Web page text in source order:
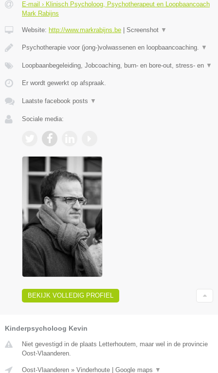
E-mail › Klinisch Psycholoog, Psychotherapeut en Loopbaancoach
Mark Rabijns
Website: http://www.markrabijns.be Screenshot ▼
Psychotherapie voor (jong-)volwassenen en loopbaancoaching. ▼
Loopbaanbegeleiding, Jobcoaching, burn- en bore-out, stress- en ▼
Er wordt gewerkt op afspraak.
Laatste facebook posts ▼
Sociale media:
BEKIJK VOLLEDIG PROFIEL
Kinderpsycholoog Kevin
Niet gevestigd in de plaats Letterhoutem, maar wel in de provincie
Oost-Vlaanderen.
Oost-Vlaanderen » Vinderhoute Google maps ▼